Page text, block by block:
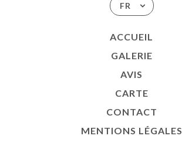
FR
ACCUEIL
GALERIE
AVIS
CARTE
CONTACT
MENTIONS LÉGALES